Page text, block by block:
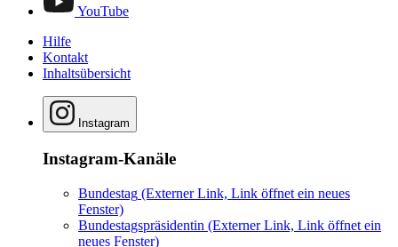
YouTube
Hilfe
Kontakt
Inhaltsübersicht
Instagram
Instagram-Kanäle
Bundestag (Externer Link, Link öffnet ein neues
Fenster)
Bundestagspräsidentin (Externer Link, Link öffnet ein
neues Fenster)